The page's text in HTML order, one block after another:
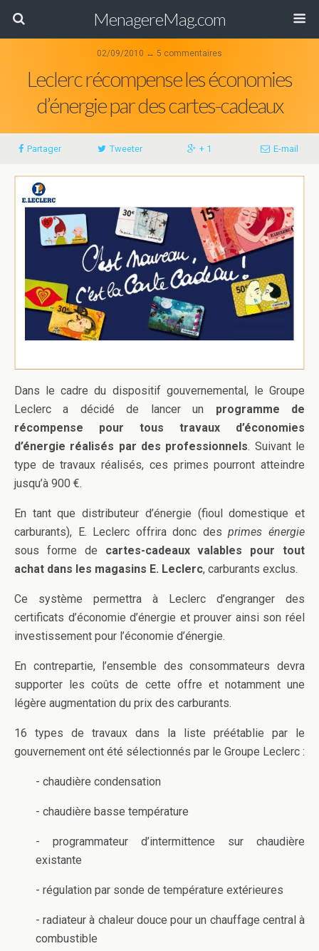
MenagereMag.com
02/09/2010 ↔ 5 commentaires
Leclerc récompense les économies
d’énergie par des cartes-cadeaux
Partager Tweeter + 1 E-mail
Dans le cadre du dispositif gouvernemental, le Groupe
Leclerc a décidé de lancer un programme de
récompense pour tous travaux d’économies
d’énergie réalisés par des professionnels. Suivant le
type de travaux réalisés, ces primes pourront atteindre
jusqu’à 900 €.
En tant que distributeur d’énergie (fioul domestique et
carburants), E. Leclerc offrira donc desprimes énergie
sous forme de cartes-cadeaux valables pour tout
achat dans les magasins E. Leclerc, carburants exclus.
Ce système permettra à Leclerc d’engranger des
certificats d’économie d’énergie et prouver ainsi son réel
investissement pour l’économie d’énergie.
En contrepartie, l’ensemble des consommateurs devra
supporter les coûts de cette offre et notamment une
légère augmentation du prix des carburants.
16 types de travaux dans la liste préétablie par le
gouvernement ont été sélectionnés par le Groupe Leclerc :
- chaudière condensation
- chaudière basse température
- programmateur d’intermittence sur chaudière
existante
- régulation par sonde de température extérieures
- radiateur à chaleur douce pour un chauffage central à
combustible